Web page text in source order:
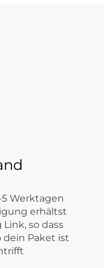
Damenmode-Welt
. Dadurch
Werktagen
erhältst
so dass
Paket ist